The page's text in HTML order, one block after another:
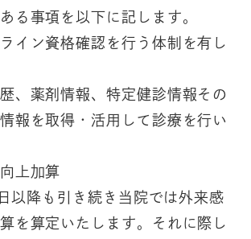
る事項を以下に記します。
イン資格確認を行う体制を有し
、薬剤情報、特定健診情報その
報を取得・活用して診療を行い
上加算
以降も引き続き当院では外来感
を算定いたします。それに際し